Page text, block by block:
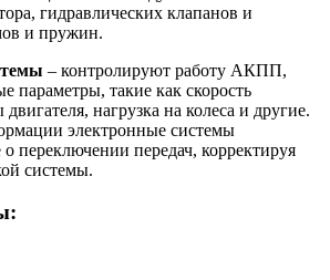
гидравлических клапанов и
и пружин.
– контролируют работу АКПП,
параметры, такие как скорость
нагрузка на колеса и другие.
электронные системы
переключении передач, корректируя
системы.